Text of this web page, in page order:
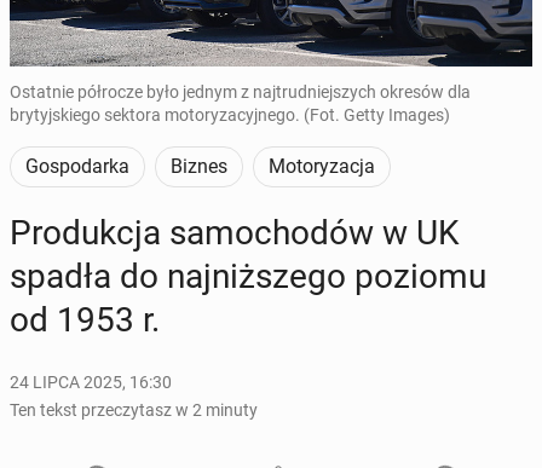
Ostatnie półrocze było jednym z najtrudniejszych okresów dla
brytyjskiego sektora motoryzacyjnego. (Fot. Getty Images)
Gospodarka Biznes Motoryzacja
Pro­duk­cja sa­mo­cho­dów w UK
spadła do naj­niż­sze­go poziomu
od 1953 r.
24 LIPCA 2025, 16:30
Ten tekst przeczytasz w 2 minuty